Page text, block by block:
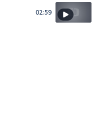
02:59